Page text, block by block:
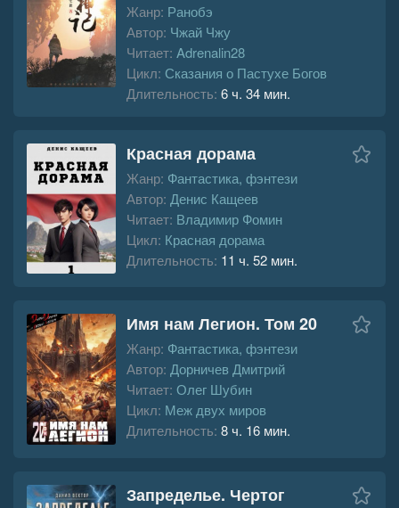
Жанр: Ранобэ
Автор: Чжай Чжу
Читает: Adrenalin28
Цикл: Сказания о Пастухе Богов
Длительность: 6 ч. 34 мин.
Красная дорама
Жанр: Фантастика, фэнтези
Автор: Денис Кащеев
Читает: Владимир Фомин
Цикл: Красная дорама
Длительность: 11 ч. 52 мин.
Имя нам Легион. Том 20
Жанр: Фантастика, фэнтези
Автор: Дорничев Дмитрий
Читает: Олег Шубин
Цикл: Меж двух миров
Длительность: 8 ч. 16 мин.
Запределье. Чертог